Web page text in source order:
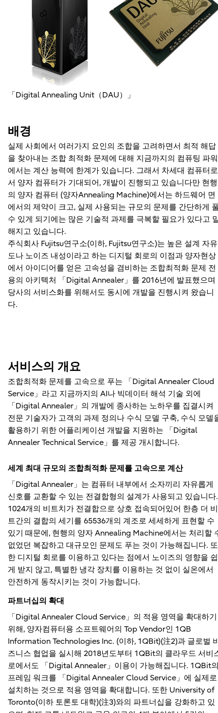
「Digital Annealing Unit（DAU）」
배경
실제 사회에서 여러가지 요인의 조합을 고려하면서 최적 해답
을 찾아내는 조합 최적화 문제에 대해 지금까지의 컴퓨팅 파워
에서는 계산 능력에 한계가 있습니다. 그래서 차세대 컴퓨터로
서 양자 컴퓨터가 기대되어, 개발이 진행되고 있습니다만 현행
의 양자 컴퓨터 (양자Annealing Machine)에서는 하드웨어 면
에서의 제약이 크고, 실제 사용되는 규모의 문제를 간단하게
수 있게 되기에는 많은 기술적 과제를 극복할 필요가 있다고
해지고 있습니다.
주식회사 Fujitsu연구소(이하, Fujitsu연구소)는 높은 설계 자유
도나 노이즈 내성이라고 하는 디지털 회로의 이점과 양자현상
에서 아이디어를 얻은 고속성을 겸비하는 조합최적화 문제 전
용의 아키텍처 「Digital Annealer」를 2016년에 발표했으며
당사의 서비스화를 위해서도 동시에 개발을 진행시켜 왔습니
다.
서비스의 개요
조합최적화 문제를 고속으로 푸는 「Digital Annealer Cloud
Service」라고 지금까지의 AI나 빅데이터 해석 기술 외에
「Digital Annealer」의 개발에 종사하는 노하우를 집결시켜
전문 기술자가 고객의 과제 정의나 수식 모델 구축, 수식 모델
활용하기 위한 어플리케이션 개발을 지원하는 「Digital
Annealer Technical Service」를 제공 개시합니다.
세계 최대 규모의 조합최적화 문제를 고속으로 계산
「Digital Annealer」는 컴퓨터 내부에서 소자끼리 자유롭게
신호를 교환할 수 있는 전결합형의 설계가 사용되고 있습니다.
1024개의 비트치가 전결합으로 상호 접속되어있어 한층 더 비
트간의 결합의 세기를 65536개의 계조로 세세하게 표현할 수
있기 때문에, 현행의 양자 Annealing Machine에서는 처리할
없었던 복잡하고 대규모인 문제도 푸는 것이 가능해집니다. 또
한 디지털 회로를 이용하고 있다는 점에서 노이즈의 영향을 쉽
게 받지 않고, 특별한 냉각 장치를 이용하는 것 없이 실온에서
안전하게 동작시키는 것이 가능합니다.
파트너십의 확대
「Digital Annealer Cloud Service」의 적용 영역을 확대하기
위해, 양자컴퓨터용 소프트웨어의 Top Vendor인 1QB
Information Technologies Inc. (이하, 1QBit)(注2)과 글로벌
즈니스 협업을 실시해 2018년도부터 1QBit의 클라우드 서비
로에서도 「Digital Annealer」이용이 가능해집니다. 1QBit
프레임 워크를 「Digital Annealer Cloud Service」에 실제로
설치하는 것으로 적용 영역을 확대합니다. 또한 University of
Toronto(이하 토론토 대학)(注3)와의 파트너십을 강화하고 있